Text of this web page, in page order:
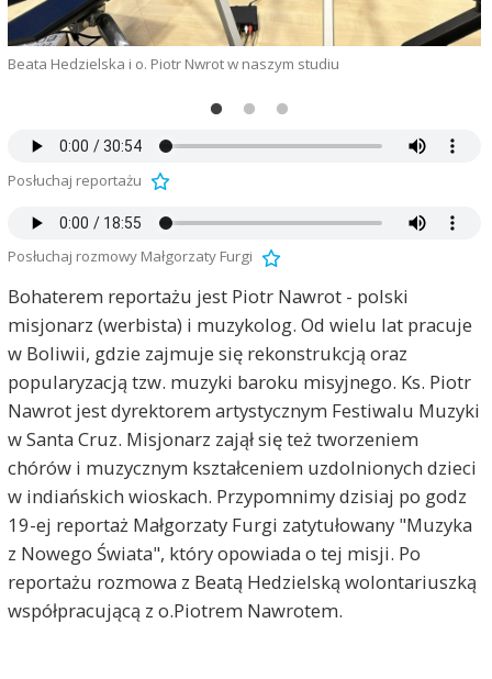
Beata Hedzielska i o. Piotr Nwrot w naszym studiu
Posłuchaj reportażu
Posłuchaj rozmowy Małgorzaty Furgi
Bohaterem reportażu jest Piotr Nawrot - polski
misjonarz (werbista) i muzykolog. Od wielu lat pracuje
w Boliwii, gdzie zajmuje się rekonstrukcją oraz
popularyzacją tzw. muzyki baroku misyjnego. Ks. Piotr
Nawrot jest dyrektorem artystycznym Festiwalu Muzyki
w Santa Cruz. Misjonarz zajął się też tworzeniem
chórów i muzycznym kształceniem uzdolnionych dzieci
w indiańskich wioskach. Przypomnimy dzisiaj po godz
19-ej reportaż Małgorzaty Furgi zatytułowany "Muzyka
z Nowego Świata", który opowiada o tej misji. Po
reportażu rozmowa z Beatą Hedzielską wolontariuszką
współpracującą z o.Piotrem Nawrotem.